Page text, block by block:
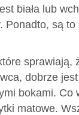
biała lub
Ponadto, są to
sprawiają,
dobrze
bokami. Co
matowe.